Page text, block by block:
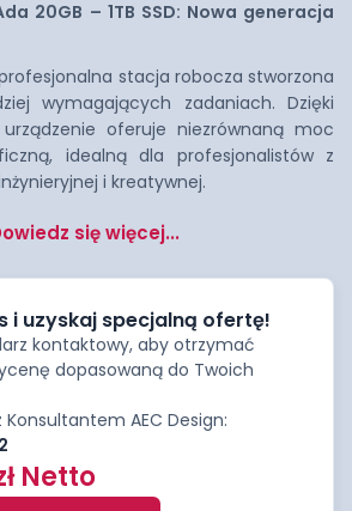
20GB – 1TB SSD: Nowa generacja
stacja robocza stworzona
wymagających zadaniach. Dzięki
oferuje niezrównaną moc
idealną dla profesjonalistów z
i kreatywnej.
się więcej...
i uzyskaj specjalną ofertę!
kontaktowy, aby otrzymać
dopasowaną do Twoich
AEC Design:
Netto